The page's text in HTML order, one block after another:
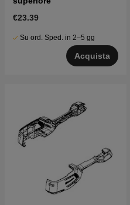
€23.39
Su ord. Sped. in 2–5 gg
Acquista